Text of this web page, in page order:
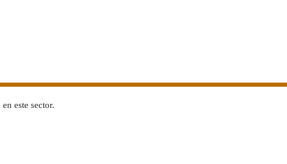
este sector.